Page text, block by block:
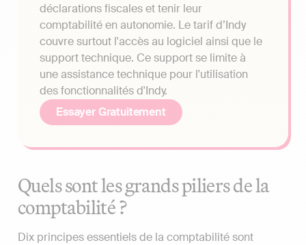
déclarations fiscales et tenir leur
comptabilité en autonomie. Le tarif d’Indy
couvre surtout l'accès au logiciel ainsi que le
support technique. Ce support se limite à
une assistance technique pour l'utilisation
des fonctionnalités d'Indy.
Essayer Gratuitement
Quels sont les grands piliers de la
comptabilité ?
Dix principes essentiels de la comptabilité sont